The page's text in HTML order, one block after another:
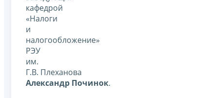
кафедрой
«Налоги
и
налогообложение»
РЭУ
им.
Г.В. Плеханова
Александр Починок.